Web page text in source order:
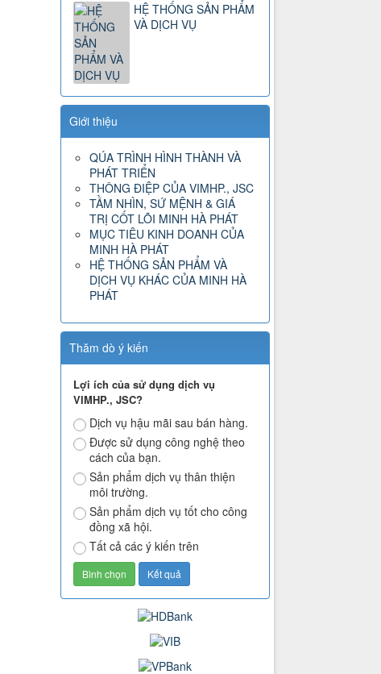
HỆ THỐNG SẢN PHẨM
VÀ DỊCH VỤ
Giới thiệu
QÚA TRÌNH HÌNH THÀNH VÀ
PHÁT TRIỂN
THÔNG ĐIỆP CỦA VIMHP., JSC
TẦM NHÌN, SỨ MỆNH & GIÁ
TRỊ CỐT LÕI MINH HÀ PHÁT
MỤC TIÊU KINH DOANH CỦA
MINH HÀ PHÁT
HỆ THỐNG SẢN PHẨM VÀ
DỊCH VỤ KHÁC CỦA MINH HÀ
PHÁT
Thăm dò ý kiến
Lợi ích của sử dụng dịch vụ
VIMHP., JSC?
Dịch vụ hậu mãi sau bán hàng.
Được sử dụng công nghệ theo
cách của bạn.
Sản phẩm dịch vụ thân thiện
môi trường.
Sản phẩm dịch vụ tốt cho công
đồng xã hội.
Tất cả các ý kiến trên